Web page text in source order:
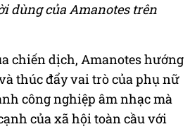
dùng của Amanotes trên
chiến dịch, Amanotes hướng
thúc đẩy vai trò của phụ nữ
công nghiệp âm nhạc mà
của xã hội toàn cầu với